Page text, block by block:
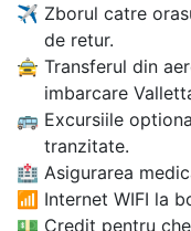
✈ Zborul catre
de retur.
🚖 Transferul din
imbarcare
🚌 Excursiile
tranzitate.
🏥 Asigurarea
📶 Internet WIFI la
💵 Credit pentru